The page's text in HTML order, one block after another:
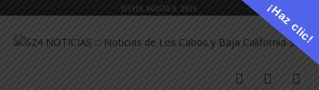
contenido
JUEVES, AGOSTO 6, 2026 ¡Haz clic!